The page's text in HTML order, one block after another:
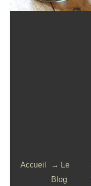
Accueil
→ Le
Blog